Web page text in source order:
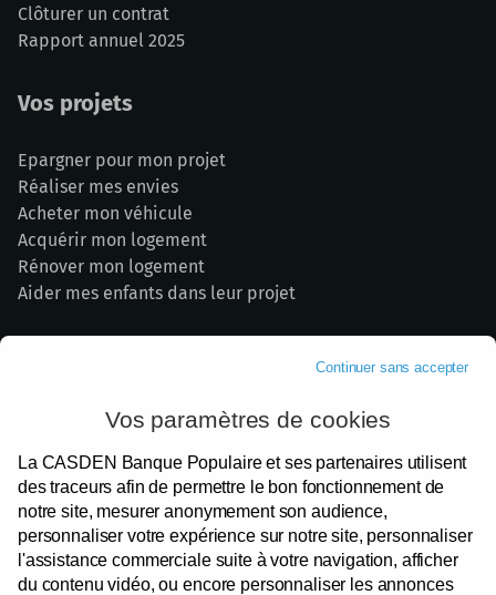
Clôturer un contrat
Rapport annuel 2025
Vos projets
Epargner pour mon projet
Réaliser mes envies
Acheter mon véhicule
Acquérir mon logement
Rénover mon logement
Aider mes enfants dans leur projet
La banque de la Fonction publique
Nos partenaires institutionnels
Devenir Sociétaire
Votre satisfaction
Espace presse
Recrutement
Continuer sans accepter
Vos paramètres de cookies
La CASDEN Banque Populaire et ses partenaires utilisent
des traceurs afin de permettre le bon fonctionnement de
notre site, mesurer anonymement son audience,
personnaliser votre expérience sur notre site, personnaliser
l'assistance commerciale suite à votre navigation, afficher
du contenu vidéo, ou encore personnaliser les annonces